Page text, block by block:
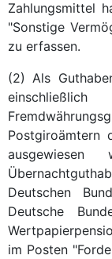
Zahlungsmittel
"Sonstige
zu erfassen.
(2) Als
Postgiroämtern
Deutschen
Deutsche
im Posten